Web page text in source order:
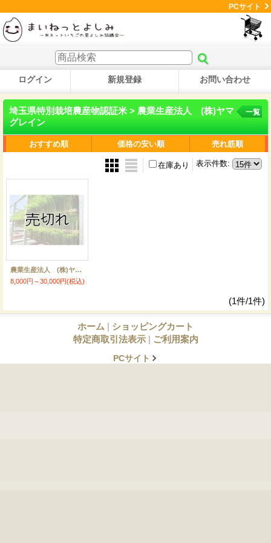
PCサイト
ログイン 新規登録 お問い合わせ
埼玉県特別栽培農産物認証米 > 農業生産法人 (株)ヤマ
グレイン
一覧
おすすめ順 価格の安い順 売れ筋順
表示件数:
在庫あり
農業生産法人 (株)ヤマグレイン 令和7年産 埼玉県吉見町産米
8,000円～30,000円(税込)
(1件/1件)
ホーム | ショッピングカート
特定商取引法表示 | ご利用案内
PCサイト